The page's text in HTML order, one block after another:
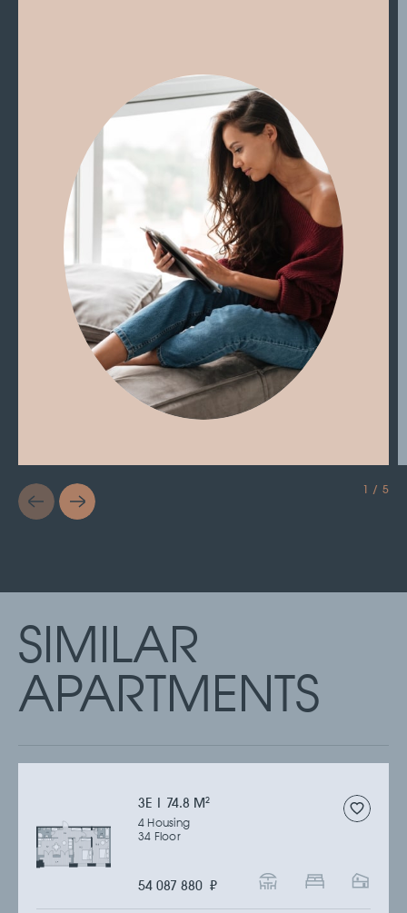
1 / 5
SIMILAR
APARTMENTS
3Е | 74.8 M2
4 Housing
34 Floor
54 087 880 ₽